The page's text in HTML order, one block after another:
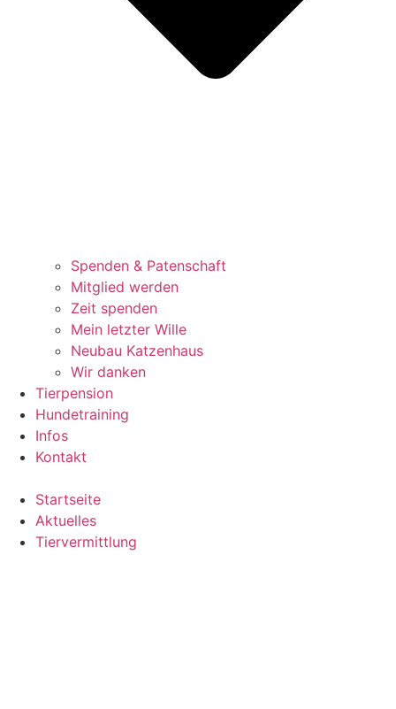
Spenden & Patenschaft
Mitglied werden
Zeit spenden
Mein letzter Wille
Neubau Katzenhaus
Wir danken
Tierpension
Hundetraining
Infos
Kontakt
Startseite
Aktuelles
Tiervermittlung